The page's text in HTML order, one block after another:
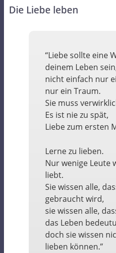
Die Liebe leben
“Liebe sollte eine
deinem Leben
nicht einfach nur
nur ein Traum.
Sie muss
Es ist nie zu spät,
Liebe zum ersten
Lerne zu lieben.
Nur wenige Leute
liebt.
Sie wissen alle,
gebraucht wird,
sie wissen alle,
das Leben
doch sie wissen
lieben können.”